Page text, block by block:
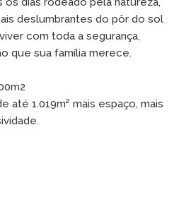
deslumbrantes do pôr do sol
com toda a segurança,
que sua família merece.
até 1.019m² mais espaço, mais